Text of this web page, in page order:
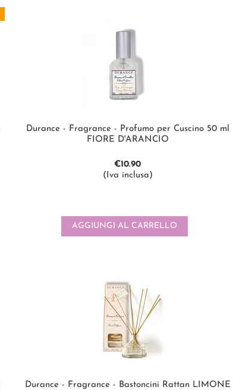
Durance - Fragrance - Profumo per Cuscino 50 ml
FIORE D'ARANCIO
€10.90
(Iva inclusa)
AGGIUNGI AL CARRELLO
Durance - Fragrance - Bastoncini Rattan LIMONE